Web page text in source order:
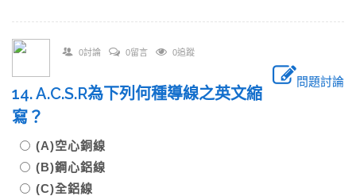
0討論 0留言 0追蹤
問題討論
14. A.C.S.R為下列何種導線之英文縮
寫？
(A)空心銅線
(B)鋼心鋁線
(C)全鋁線